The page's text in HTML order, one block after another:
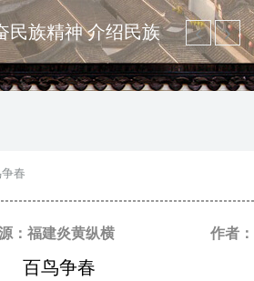
台港澳侨 坚持古为
民族精神 介绍民族
春
：福建炎黄纵横
作者：
百鸟争春